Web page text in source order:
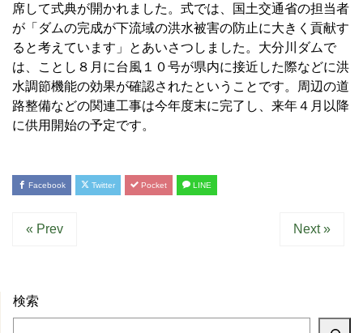
席して式典が開かれました。式では、国土交通省の担当者
が「ダムの完成が下流域の洪水被害の防止に大きく貢献す
ると考えています」とあいさつしました。大分川ダムで
は、ことし８月に台風１０号が県内に接近した際などに洪
水調節機能の効果が確認されたということです。周辺の道
路整備などの関連工事は今年度末に完了し、来年４月以降
に供用開始の予定です。
Facebook Twitter Pocket LINE
« Prev Next »
検索